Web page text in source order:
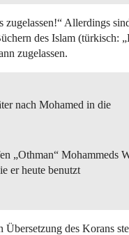
zugelassen!“ Allerdings
des Islam (türkisch:
zugelassen.
nach Mohamed in die
„Othman“ Mohammeds
er heute benutzt
des Korans